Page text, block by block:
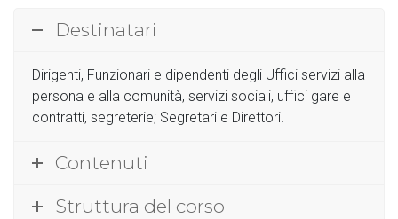
Destinatari
Dirigenti, Funzionari e dipendenti degli Uffici servizi alla
persona e alla comunità, servizi sociali, uffici gare e
contratti, segreterie; Segretari e Direttori.
Contenuti
Struttura del corso